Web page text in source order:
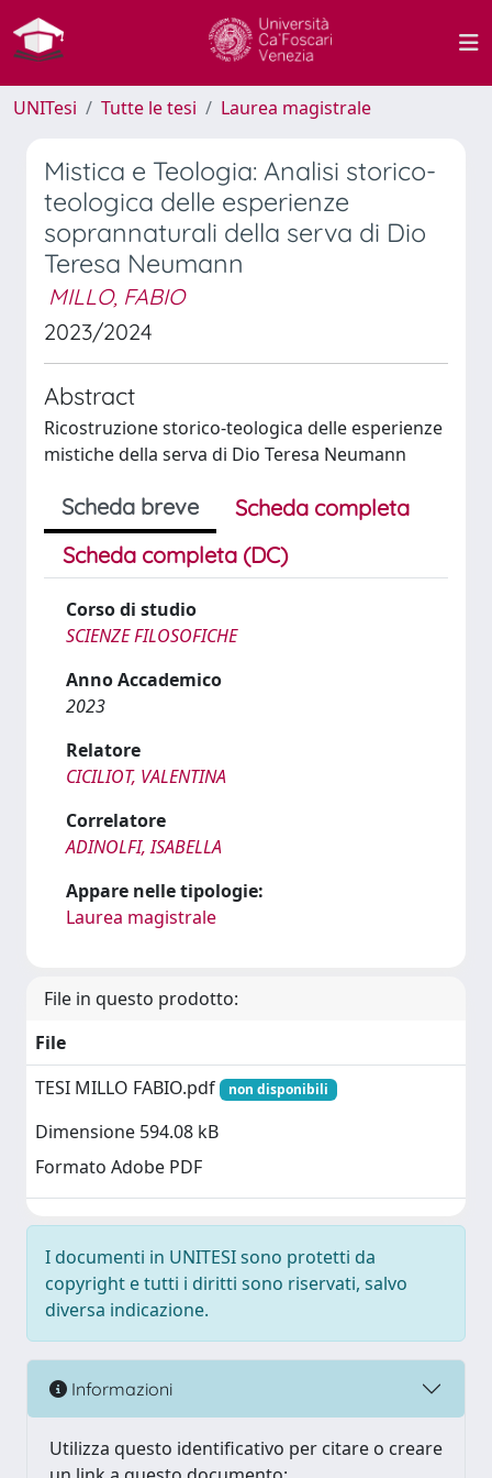
UNITesi Tutte le tesi Laurea magistrale
Mistica e Teologia: Analisi storico-
teologica delle esperienze
soprannaturali della serva di Dio
Teresa Neumann
MILLO, FABIO
2023/2024
Abstract
Ricostruzione storico-teologica delle esperienze
mistiche della serva di Dio Teresa Neumann
Scheda breve
Scheda completa
Scheda completa (DC)
Corso di studio
SCIENZE FILOSOFICHE
Anno Accademico
2023
Relatore
CICILIOT, VALENTINA
Correlatore
ADINOLFI, ISABELLA
Appare nelle tipologie:
Laurea magistrale
File in questo prodotto:
File
TESI MILLO FABIO.pdf
non disponibili
Dimensione 594.08 kB
Formato Adobe PDF
I documenti in UNITESI sono protetti da
copyright e tutti i diritti sono riservati, salvo
diversa indicazione.
Informazioni
Utilizza questo identificativo per citare o creare